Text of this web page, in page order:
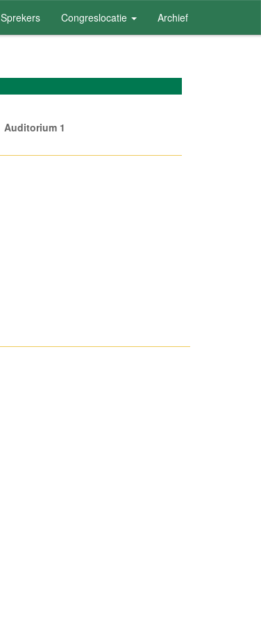
Sprekers Congreslocatie Archief
Auditorium 1